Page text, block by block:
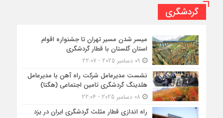
گردشگری
میسر شدن مسیر تهران تا جشنواره اقوام
استان گلستان با قطار گردشگری
نشست مدیرعامل شرکت راه آهن با مدیرعامل
هلدینگ گردشگری تامین اجتماعی (هگتا)
راه اندازی قطار مثلث گردشگری ایران در یزد